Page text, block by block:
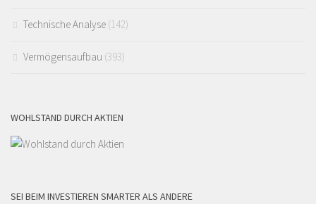
Technische Analyse (142)
Vermögensaufbau (393)
WOHLSTAND DURCH AKTIEN
SEI BEIM INVESTIEREN SMARTER ALS ANDERE